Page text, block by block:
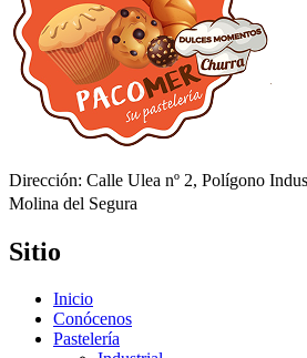
Dirección: Calle Ulea nº 2, Polígono
Molina del Segura
Sitio
Inicio
Conócenos
Pastelería